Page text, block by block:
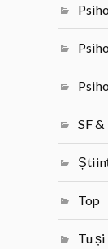
SF &
Top
Tu